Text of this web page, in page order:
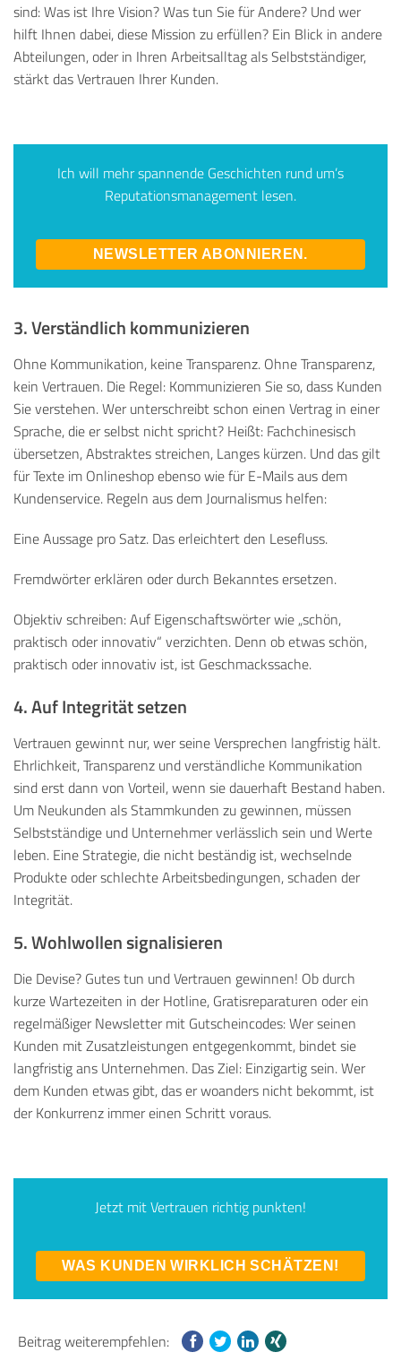
sind: Was ist Ihre Vision? Was tun Sie für Andere? Und wer
hilft Ihnen dabei, diese Mission zu erfüllen? Ein Blick in andere
Abteilungen, oder in Ihren Arbeitsalltag als Selbstständiger,
stärkt das Vertrauen Ihrer Kunden.
Ich will mehr spannende Geschichten rund um’s
Reputationsmanagement lesen.
NEWSLETTER ABONNIEREN.
3. Verständlich kommunizieren
Ohne Kommunikation, keine Transparenz. Ohne Transparenz,
kein Vertrauen. Die Regel: Kommunizieren Sie so, dass Kunden
Sie verstehen. Wer unterschreibt schon einen Vertrag in einer
Sprache, die er selbst nicht spricht? Heißt: Fachchinesisch
übersetzen, Abstraktes streichen, Langes kürzen. Und das gilt
für Texte im Onlineshop ebenso wie für E-Mails aus dem
Kundenservice. Regeln aus dem Journalismus helfen:
Eine Aussage pro Satz. Das erleichtert den Lesefluss.
Fremdwörter erklären oder durch Bekanntes ersetzen.
Objektiv schreiben: Auf Eigenschaftswörter wie „schön,
praktisch oder innovativ“ verzichten. Denn ob etwas schön,
praktisch oder innovativ ist, ist Geschmackssache.
4. Auf Integrität setzen
Vertrauen gewinnt nur, wer seine Versprechen langfristig hält.
Ehrlichkeit, Transparenz und verständliche Kommunikation
sind erst dann von Vorteil, wenn sie dauerhaft Bestand haben.
Um Neukunden als Stammkunden zu gewinnen, müssen
Selbstständige und Unternehmer verlässlich sein und Werte
leben. Eine Strategie, die nicht beständig ist, wechselnde
Produkte oder schlechte Arbeitsbedingungen, schaden der
Integrität.
5. Wohlwollen signalisieren
Die Devise? Gutes tun und Vertrauen gewinnen! Ob durch
kurze Wartezeiten in der Hotline, Gratisreparaturen oder ein
regelmäßiger Newsletter mit Gutscheincodes: Wer seinen
Kunden mit Zusatzleistungen entgegenkommt, bindet sie
langfristig ans Unternehmen. Das Ziel: Einzigartig sein. Wer
dem Kunden etwas gibt, das er woanders nicht bekommt, ist
der Konkurrenz immer einen Schritt voraus.
Jetzt mit Vertrauen richtig punkten!
WAS KUNDEN WIRKLICH SCHÄTZEN!
Beitrag weiterempfehlen: